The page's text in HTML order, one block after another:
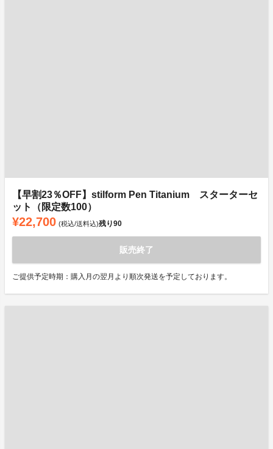
【早割23％OFF】stilform Pen Titanium スターターセ
ット（限定数100）
¥22,700 (税込/送料込)残り90
販売終了
ご提供予定時期：購入月の翌月より順次発送を予定しております。